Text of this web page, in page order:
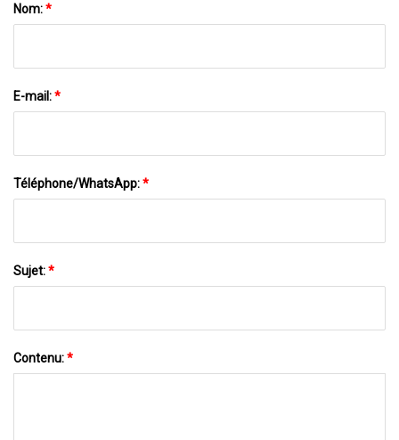
Nom:*
E-mail:*
Téléphone/WhatsApp:*
Sujet:*
Contenu:*